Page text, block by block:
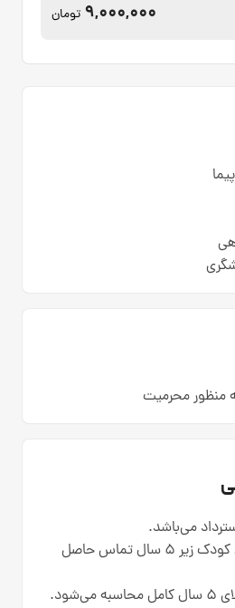
9,000,000 تومان
منظور محرمیت
می‌باشد.
برای اطلاع از هزینه بلیط کودک زیر 5 سال تماس حاصل